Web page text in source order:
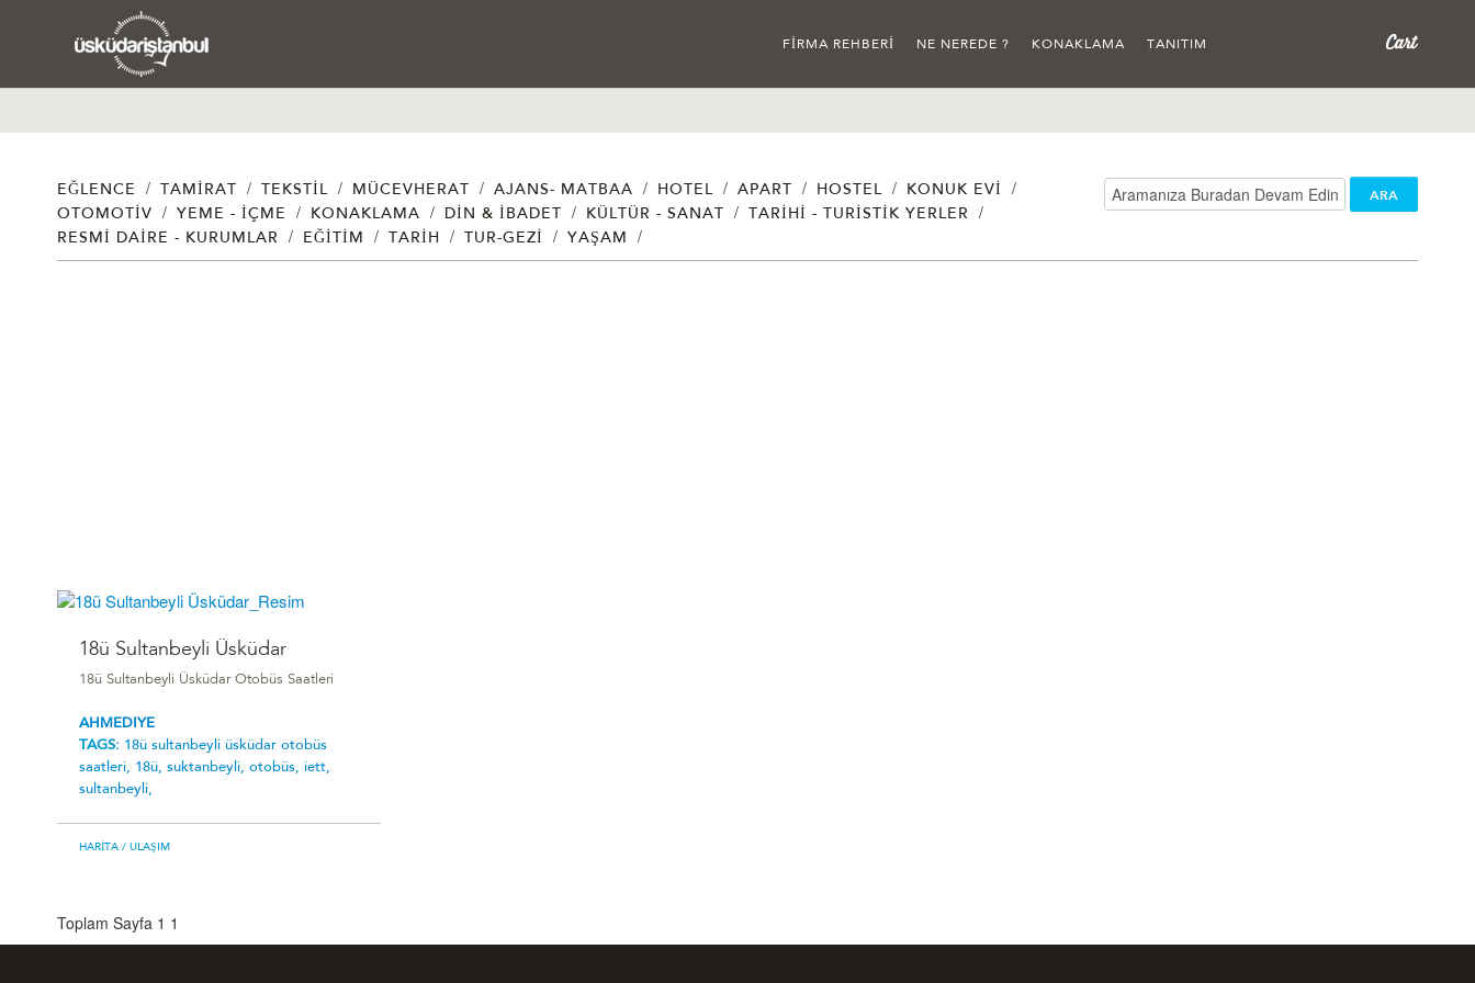
FIRMA REHBERI NE NEREDE ? KONAKLAMA TANITIM
EĞLENCE / TAMIRAT / TEKSTIL / MÜCEVHERAT / AJANS- MATBAA / HOTEL / APART / HOSTEL / KONUK EVI /
OTOMOTIV / YEME - İÇME / KONAKLAMA / DIN & İBADET / KÜLTÜR - SANAT / TARIHI - TURISTIK YERLER /
RESMI DAIRE - KURUMLAR / EĞITIM / TARIH / TUR-GEZI / YAŞAM /
ARA
18ü Sultanbeyli Üsküdar
18ü Sultanbeyli Üsküdar Otobüs Saatleri
AHMEDIYE
TAGS: 18ü sultanbeyli üsküdar otobüs
saatleri, 18ü, suktanbeyli, otobüs, iett,
sultanbeyli,
HARITA / ULAŞIM
Toplam Sayfa 1 1